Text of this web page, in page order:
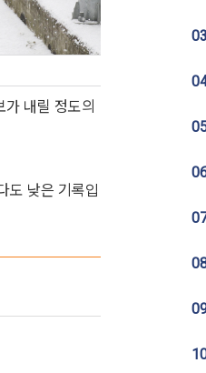
내릴 정도의
도 낮은 기록입
03